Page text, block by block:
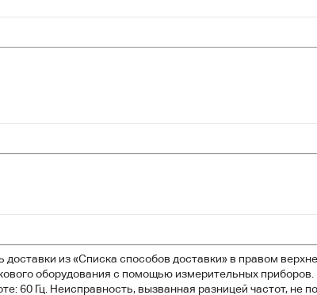
из «Списка способов доставки» в правом
оборудования с помощью измерительных приборов.
60 Гц. Неисправность, вызванная разницей частот, не